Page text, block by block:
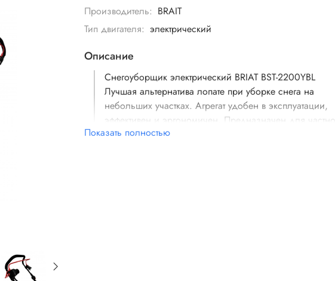
Производитель: BRAIT
Тип двигателя: электрический
Описание
Снегоуборщик электрический BRIAT BST-2200YBL
Лучшая альтернатива лопате при уборке снега на
небольших участках. Агрегат удобен в эксплуатации,
эффективен и эргономичен. Предназначен для
применения.
Показать полностью